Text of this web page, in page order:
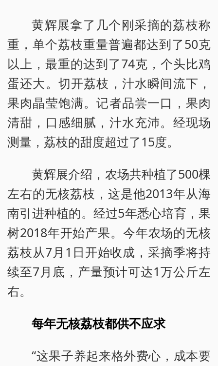
黄辉展拿了几个刚采摘的荔枝称
重，单个荔枝重量普遍都达到了50克
以上，最重的达到了74克，个头比鸡
蛋还大。切开荔枝，汁水瞬间流下，
果肉晶莹饱满。记者品尝一口，果肉
清甜，口感细腻，汁水充沛。经现场
测量，荔枝的甜度超过了15度。
黄辉展介绍，农场共种植了500棵
左右的无核荔枝，这是他2013年从海
南引进种植的。经过5年悉心培育，果
树2018年开始产果。今年农场的无核
荔枝从7月1日开始收成，采摘季将持
续至7月底，产量预计可达1万公斤左
右。
每年无核荔枝都供不应求
“这果子养起来格外费心，成本要